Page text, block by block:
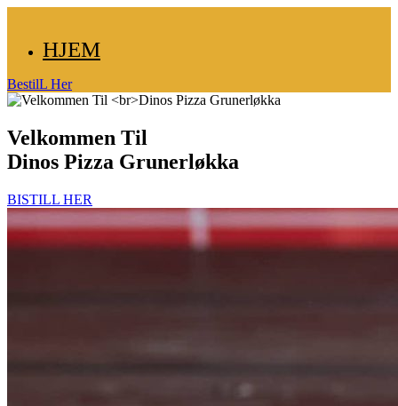
HJEM
BestilL Her
Velkommen Til
Dinos Pizza Grunerløkka
BISTILL HER